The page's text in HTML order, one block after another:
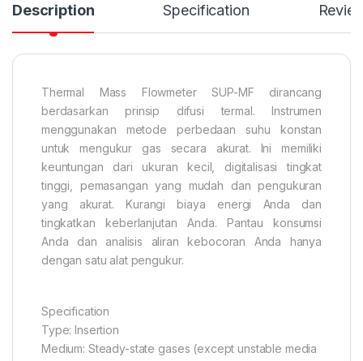
Description Specification
Thermal Mass Flowmeter SUP-MF dirancang
berdasarkan prinsip difusi termal. Instrumen
menggunakan metode perbedaan suhu konstan
untuk mengukur gas secara akurat. Ini memiliki
keuntungan dari ukuran kecil, digitalisasi tingkat
tinggi, pemasangan yang mudah dan pengukuran
yang akurat. Kurangi biaya energi Anda dan
tingkatkan keberlanjutan Anda. Pantau konsumsi
Anda dan analisis aliran kebocoran Anda hanya
dengan satu alat pengukur.
Specification
Type: Insertion
Medium: Steady-state gases (except unstable media